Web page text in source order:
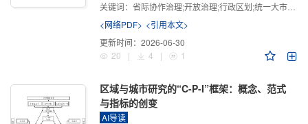
关键词： 省际协作治理;开放治理;行政区划;统一大市场;新发展格局
<网络PDF> <引用本文>
更新时间： 2026-06-30
20
| 4 | 1
区域与城市研究的“C-P-I”框架：概念、范式
与指标的创变
AI导读